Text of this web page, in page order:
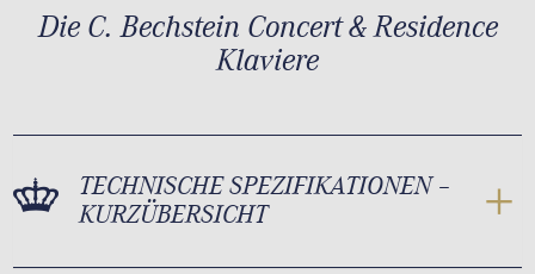
Die C. Bechstein Concert & Residence
Klaviere
TECHNISCHE SPEZIFIKATIONEN –
KURZÜBERSICHT